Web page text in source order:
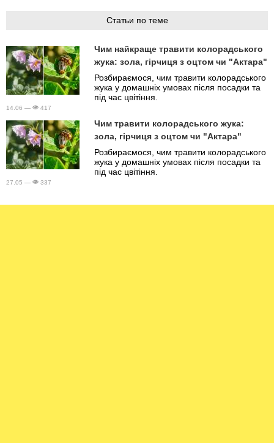
Статьи по теме
Чим найкраще травити колорадського
жука: зола, гірчиця з оцтом чи "Актара"
Розбираємося, чим травити колорадського
жука у домашніх умовах після посадки та
під час цвітіння.
14.06 — 417
Чим травити колорадського жука:
зола, гірчиця з оцтом чи "Актара"
Розбираємося, чим травити колорадського
жука у домашніх умовах після посадки та
під час цвітіння.
27.05 — 337